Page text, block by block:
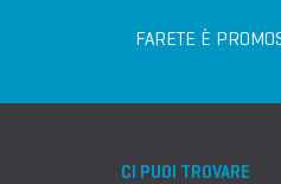
FARETE È
CI PUOI TROVARE